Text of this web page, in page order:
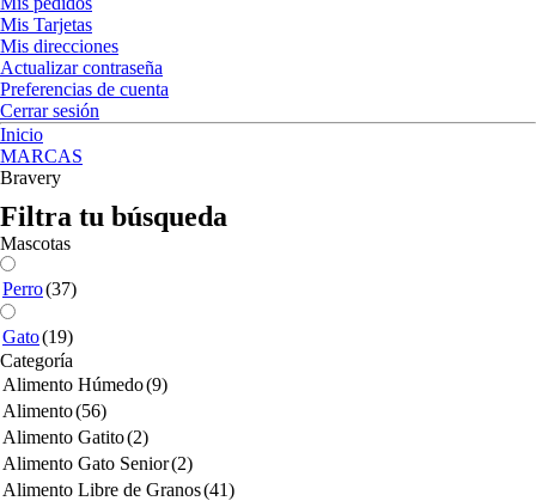
Mis Tarjetas
Mis direcciones
Actualizar contraseña
Preferencias de cuenta
Cerrar sesión
Inicio
MARCAS
Bravery
Filtra tu búsqueda
Mascotas
Perro(37)
Gato(19)
Categoría
Alimento Húmedo(9)
Alimento(56)
Alimento Gatito(2)
Alimento Gato Senior(2)
Alimento Libre de Granos(41)